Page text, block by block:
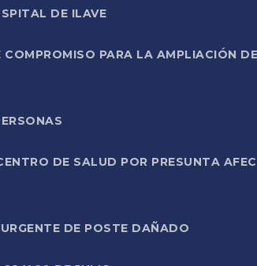
DE ILAVE
PARA LA AMPLIACIÓN
DE SALUD POR PRESUNTA
DE POSTE DAÑADO